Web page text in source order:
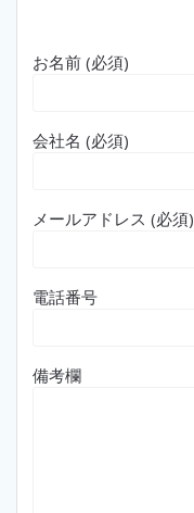
お名前 (必須)
会社名 (必須)
メールアドレス (必須)
電話番号
備考欄